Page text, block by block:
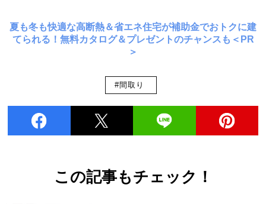
夏も冬も快適な高断熱＆省エネ住宅が補助金でおトクに建
てられる！無料カタログ＆プレゼントのチャンスも＜PR
＞
#間取り
この記事もチェック！